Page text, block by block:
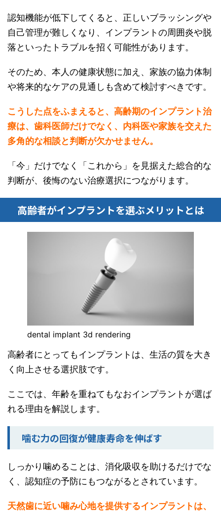
認知機能が低下してくると、正しいブラッシングや
自己管理が難しくなり、インプラントの周囲炎や脱
落といったトラブルを招く可能性があります。
そのため、本人の健康状態に加え、家族の協力体制
や将来的なケアの見通しも含めて検討すべきです。
こうした点をふまえると、高齢期のインプラント治
療は、歯科医師だけでなく、内科医や家族を交えた
多角的な相談と判断が欠かせません。
「今」だけでなく「これから」を見据えた総合的な
判断が、後悔のない治療選択につながります。
高齢者がインプラントを選ぶメリットとは
dental implant 3d rendering
高齢者にとってもインプラントは、生活の質を大き
く向上させる選択肢です。
ここでは、年齢を重ねてもなおインプラントが選ば
れる理由を解説します。
噛む力の回復が健康寿命を伸ばす
しっかり噛めることは、消化吸収を助けるだけでな
く、認知症の予防にもつながるとされています。
天然歯に近い噛み心地を提供するインプラントは、